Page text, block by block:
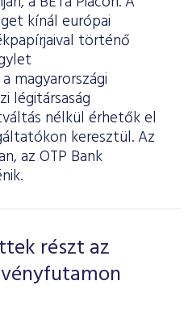
kínál európai
történő
magyarországi
légitársaság
nélkül érhetők el
keresztül. Az
az OTP Bank
részt az